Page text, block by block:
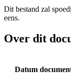
Dit bestand zal
eens.
Over dit
Datum